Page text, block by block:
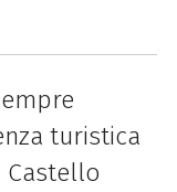
turistica
Castello